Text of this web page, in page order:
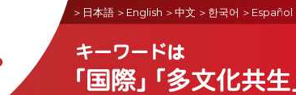
＞日本語 ＞English ＞中文 ＞한국어 ＞Español